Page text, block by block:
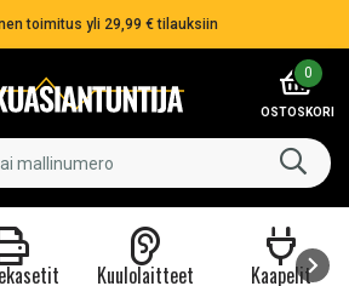
toimitus yli 29,99 € tilauksiin
0
OSTOSKORI
Kuulolaitteet Kaapelit